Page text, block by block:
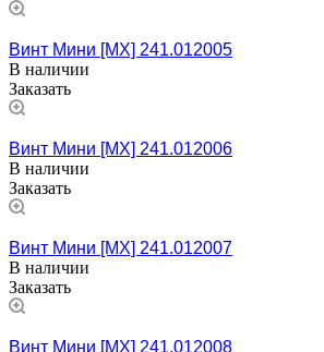
Винт Мини [MX] 241.012005
В наличии
Заказать
Винт Мини [MX] 241.012006
В наличии
Заказать
Винт Мини [MX] 241.012007
В наличии
Заказать
Винт Мини [MX] 241.012008